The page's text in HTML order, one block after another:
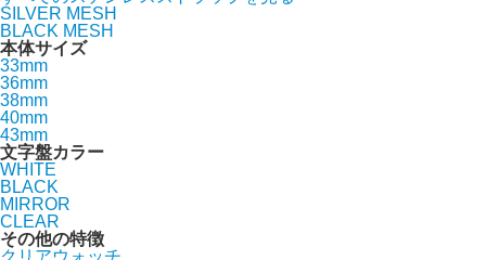
SILVER MESH
BLACK MESH
本体サイズ
33mm
36mm
38mm
40mm
43mm
文字盤カラー
WHITE
BLACK
MIRROR
CLEAR
その他の特徴